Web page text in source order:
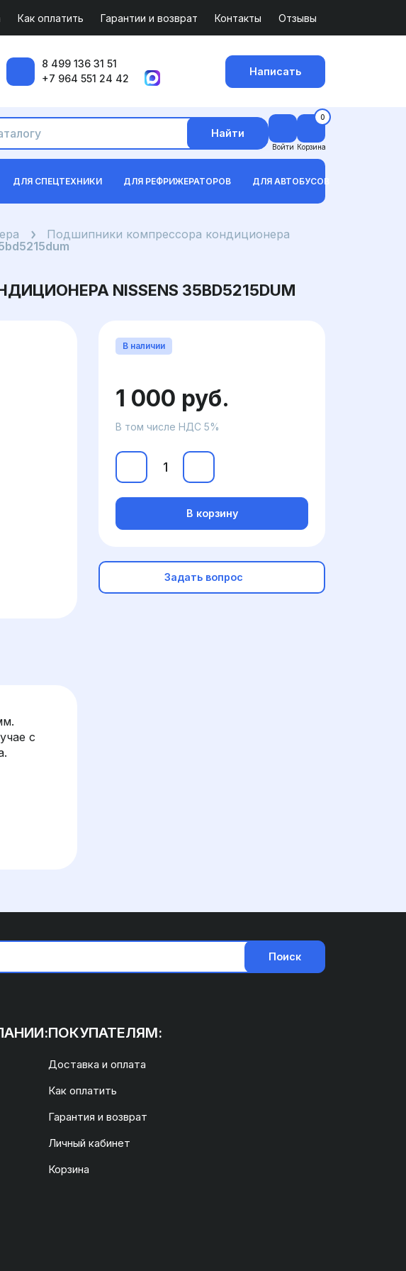
Как оплатить Гарантии и возврат Контакты Отзывы
8 499 136 31 51
+7 964 551 24 42
Написать
Найти
Войти
0
Корзина
ДЛЯ СПЕЦТЕХНИКИ ДЛЯ РЕФРИЖЕРАТОРОВ ДЛЯ АВТОБУСОВ
Подшипники компрессора кондиционера
NISSENS 35BD5215DUM
с
В наличии
1 000 руб.
В том числе НДС 5%
В корзину
Задать вопрос
Поиск
ПОКУПАТЕЛЯМ:
Доставка и оплата
Как оплатить
Гарантия и возврат
Личный кабинет
Корзина